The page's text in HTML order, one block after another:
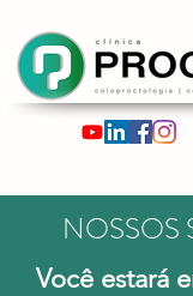
NOSSOS
Você estará